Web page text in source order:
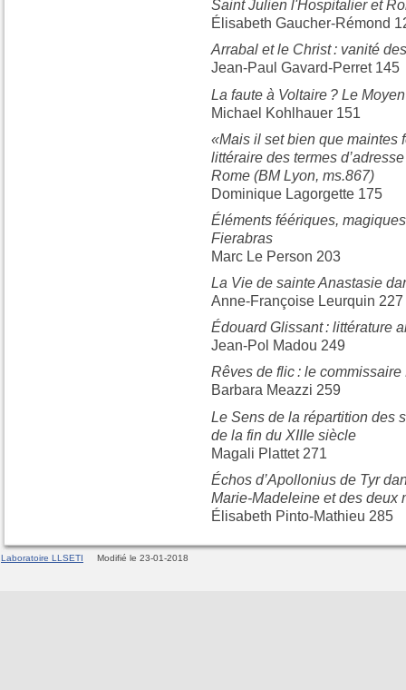
Saint Julien l'Hospitalier et
Élisabeth Gaucher-Rémond
Arrabal et le Christ : vanité
Jean-Paul Gavard-Perret 145
La faute à Voltaire ? Le
Michael Kohlhauer 151
«Mais il set bien que maintes
littéraire des termes
Rome (BM Lyon, ms.867)
Dominique Lagorgette 175
Éléments féériques,
Fierabras
Marc Le Person 203
La Vie de sainte Anastasie
Anne-Françoise Leurquin 227
Édouard Glissant : littérature
Jean-Pol Madou 249
Rêves de flic : le
Barbara Meazzi 259
Le Sens de la répartition des
de la fin du XIIIe siècle
Magali Plattet 271
Échos d’Apollonius de Tyr
Marie-Madeleine et des deux
Élisabeth Pinto-Mathieu 285
Laboratoire LLSETI Modifié le 23-01-2018